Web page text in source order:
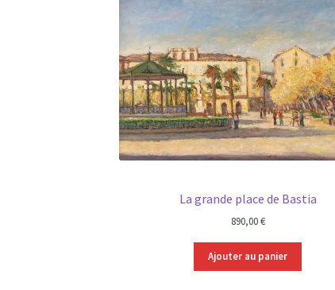
La grande place de Bastia
890,00€
Ajouter au panier